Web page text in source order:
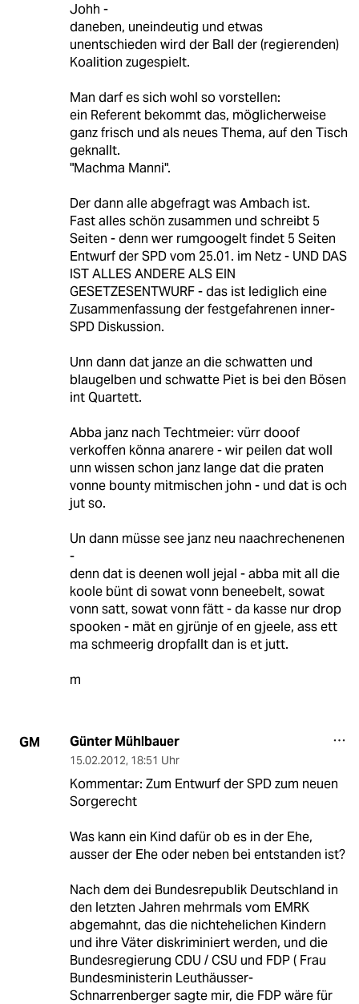
Johh -
daneben, uneindeutig und etwas
unentschieden wird der Ball der (regierenden)
Koalition zugespielt.
Man darf es sich wohl so vorstellen:
ein Referent bekommt das, möglicherweise
ganz frisch und als neues Thema, auf den Tisch
geknallt.
"Machma Manni".
Der dann alle abgefragt was Ambach ist.
Fast alles schön zusammen und schreibt 5
Seiten - denn wer rumgoogelt findet 5 Seiten
Entwurf der SPD vom 25.01. im Netz - UND DAS
IST ALLES ANDERE ALS EIN
GESETZESENTWURF - das ist lediglich eine
Zusammenfassung der festgefahrenen inner-
SPD Diskussion.
Unn dann dat janze an die schwatten und
blaugelben und schwatte Piet is bei den Bösen
int Quartett.
Abba janz nach Techtmeier: vürr dooof
verkoffen könna anarere - wir peilen dat woll
unn wissen schon janz lange dat die praten
vonne bounty mitmischen john - und dat is och
jut so.
Un dann müsse see janz neu naachrechenenen
-
denn dat is deenen woll jejal - abba mit all die
koole bünt di sowat vonn beneebelt, sowat
vonn satt, sowat vonn fätt - da kasse nur drop
spooken - mät en gjrünje of en gjeele, ass ett
ma schmeerig dropfallt dan is et jutt.
m
GM Günter Mühlbauer
15.02.2012, 18:51 Uhr
Kommentar: Zum Entwurf der SPD zum neuen
Sorgerecht
Was kann ein Kind dafür ob es in der Ehe,
ausser der Ehe oder neben bei entstanden ist?
Nach dem dei Bundesrepublik Deutschland in
den letzten Jahren mehrmals vom EMRK
abgemahnt, das die nichtehelichen Kindern
und ihre Väter diskriminiert werden, und die
Bundesregierung CDU / CSU und FDP ( Frau
Bundesministerin Leuthäusser-
Schnarrenberger sagte mir, die FDP wäre für